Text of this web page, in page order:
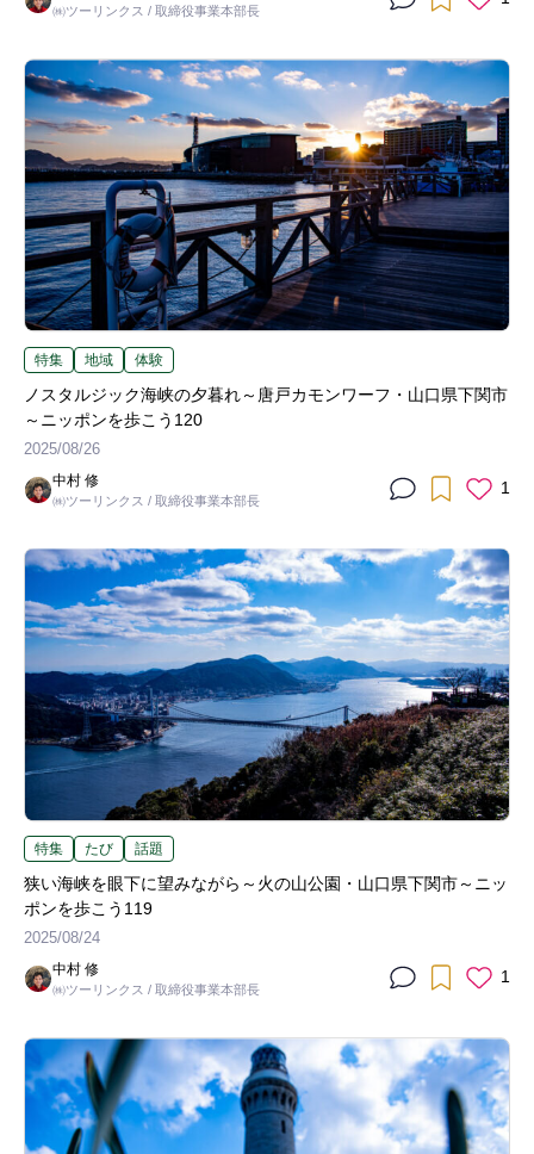
㈱ツーリンクス / 取締役事業本部長
特集 地域 体験
ノスタルジック海峡の夕暮れ～唐戸カモンワーフ・山口県下関市
～ニッポンを歩こう120
2025/08/26
中村 修
㈱ツーリンクス / 取締役事業本部長
1
特集 たび 話題
狭い海峡を眼下に望みながら～火の山公園・山口県下関市～ニッ
ポンを歩こう119
2025/08/24
中村 修
㈱ツーリンクス / 取締役事業本部長
1